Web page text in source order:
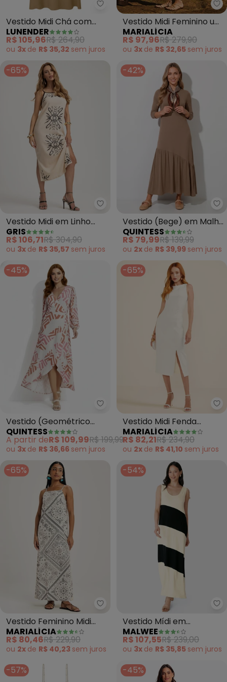
Lunender - Vestido Midi Chá
Vestido Midi Chá com
Decote Degagê (Bege)
LUNENDER
R$ 105,96R$ 264,90
ou 3x de R$ 35,32 sem juros
Vestido Midi Feminino um
Ombro Só (Bege)
MARIALÍCIA
R$ 97,96R$ 279,90
ou 3x de R$ 32,65 sem juros
-65%
Gris - Vestido
Vestido Midi em Linho
(Bege)
GRIS
R$ 106,71R$ 304,90
ou 3x de R$ 35,57 sem juros
-42%
Vestido (Bege) em Malha
de Viscose
QUINTESS
R$ 79,99R$ 139,99
ou 2x de R$ 39,99 sem juros
-45%
Quintess - Vestido
Vestido (Geométrico
Bicolor) em Malha de
Viscose
QUINTESS
A partir deR$ 109,99R$ 199,99
ou 3x de R$ 36,66 sem juros
-65%
Vestido Midi Fenda
Feminino (Bege)
MARIALÍCIA
R$ 82,21R$ 234,90
ou 2x de R$ 41,10 sem juros
-65%
Marialícia - Vestido Feminino
Vestido Feminino Midi
Longo Estampado (Bege)
MARIALÍCIA
R$ 80,46R$ 229,90
ou 2x de R$ 40,23 sem juros
-54%
Vestido Mídi em
Moletinho (Off White)
MALWEE
R$ 107,55R$ 239,00
ou 3x de R$ 35,85 sem juros
-57% -45%